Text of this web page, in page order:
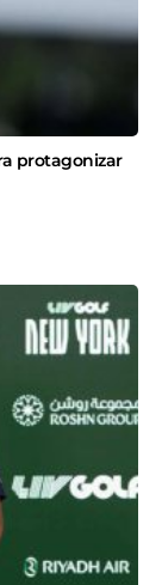
protagonizar